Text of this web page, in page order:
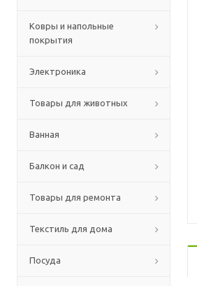
Ковры и напольные
покрытия
Электроника
Товары для животных
Ванная
Балкон и сад
Товары для ремонта
Текстиль для дома
Посуда